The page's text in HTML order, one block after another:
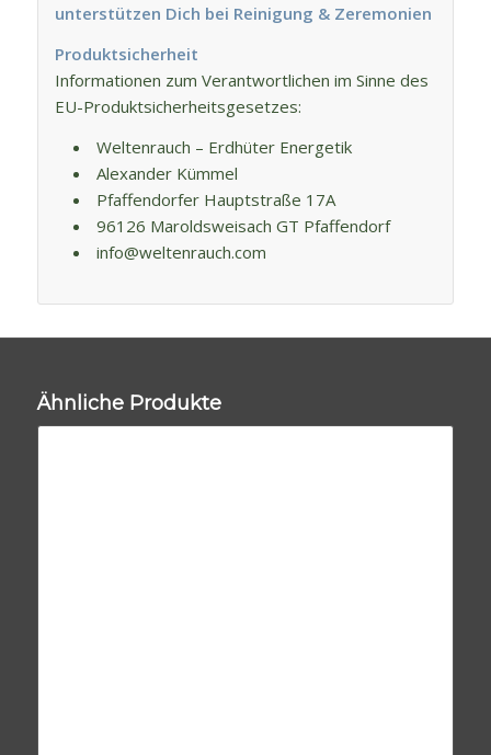
unterstützen Dich bei Reinigung & Zeremonien
Produktsicherheit
Informationen zum Verantwortlichen im Sinne des
EU-Produktsicherheitsgesetzes:
Weltenrauch – Erdhüter Energetik
Alexander Kümmel
Pfaffendorfer Hauptstraße 17A
96126 Maroldsweisach GT Pfaffendorf
info@weltenrauch.com
Ähnliche Produkte